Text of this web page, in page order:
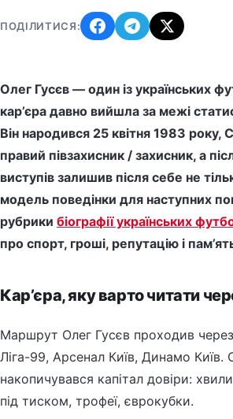
ПОДІЛИТИСЯ:
Олег Гусєв — один із українських
кар’єра давно вийшла за межі
Він народився 25 квітня 1983 року,
правий півзахисник / захисник, а
виступів залишив після себе не
модель поведінки для наступних
рубрики біографії українських
про спорт, гроші, репутацію і
Кар’єра, яку варто читати
Маршрут Олег Гусєв проходив
Ліга-99, Арсенал Київ, Динамо Київ.
накопичувався капітал довіри:
під тиском, трофеї, єврокубки.